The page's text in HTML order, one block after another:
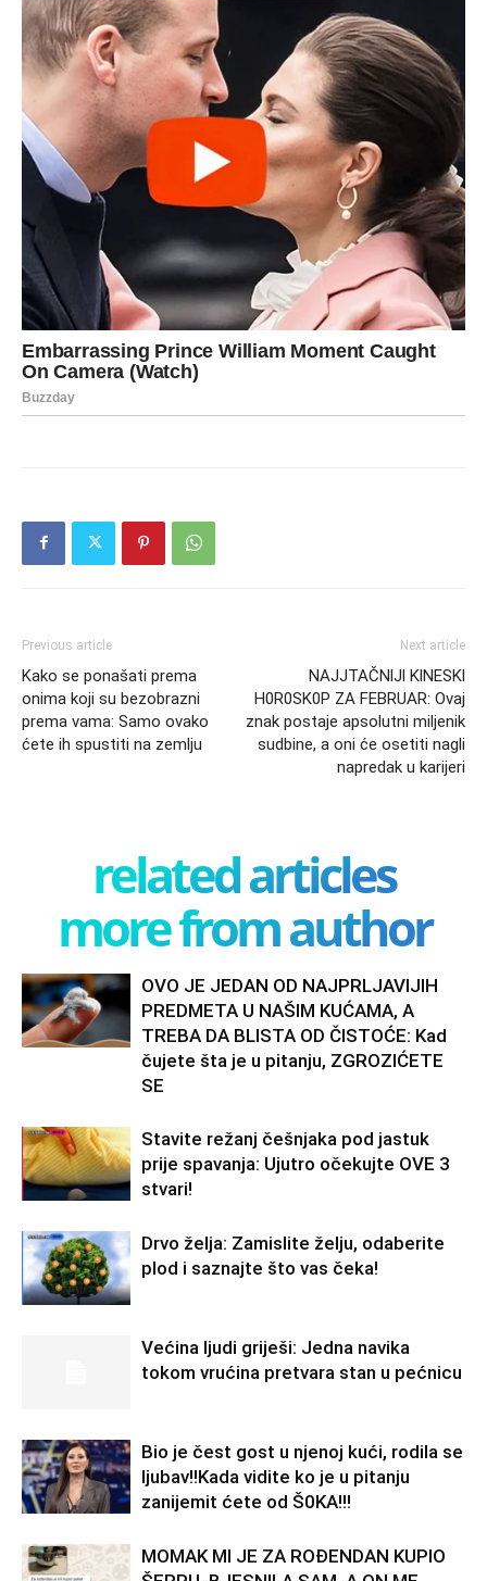
Previous article
Kako se ponašati prema
onima koji su bezobrazni
prema vama: Samo ovako
ćete ih spustiti na zemlju
Next article
NAJJTAČNlJl KlNESKl
H0R0SK0P ZA FEBRUAR: Ovaj
znak postaje apsolutni miljenik
sudbine, a oni će osetiti nagli
napredak u karijeri
related articles
more from author
OVO JE JEDAN OD NAJPRLJAVIJIH
PREDMETA U NAŠIM KUĆAMA, A
TREBA DA BLISTA OD ČISTOĆE: Kad
čujete šta je u pitanju, ZGROZIĆETE
SE
Stavite režanj češnjaka pod jastuk
prije spavanja: Ujutro očekujte OVE 3
stvari!
Drvo želja: Zamislite želju, odaberite
plod i saznajte što vas čeka!
Većina ljudi griješi: Jedna navika
tokom vrućina pretvara stan u pećnicu
Bio je čest gost u njenoj kući, rodila se
ljubav!!Kada vidite ko je u pitanju
zanijemit ćete od Š0KA!!!
MOMAK MI JE ZA ROĐENDAN KUPIO